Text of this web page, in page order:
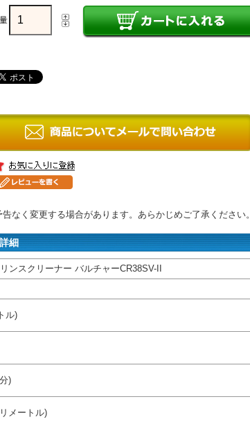
なく変更する場合があります。あらかじめご了承ください。
細
ンスクリーナー バルチャーCR38SV-II
ル)
)
メートル)